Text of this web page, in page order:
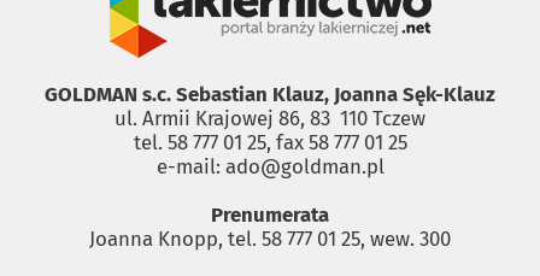
GOLDMAN s.c. Sebastian Klauz, Joanna Sęk-Klauz
ul. Armii Krajowej 86, 83 ­ 110 Tczew
tel. 58 777 01 25, fax 58 777 01 25
e-mail: ado@goldman.pl
Prenumerata
Joanna Knopp, tel. 58 777 01 25, wew. 300